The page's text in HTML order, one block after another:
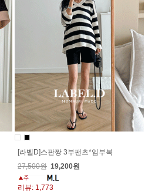
[라벨D]스판짱 3부팬츠*임부복
27,500원 19,200원
리뷰: 1,773